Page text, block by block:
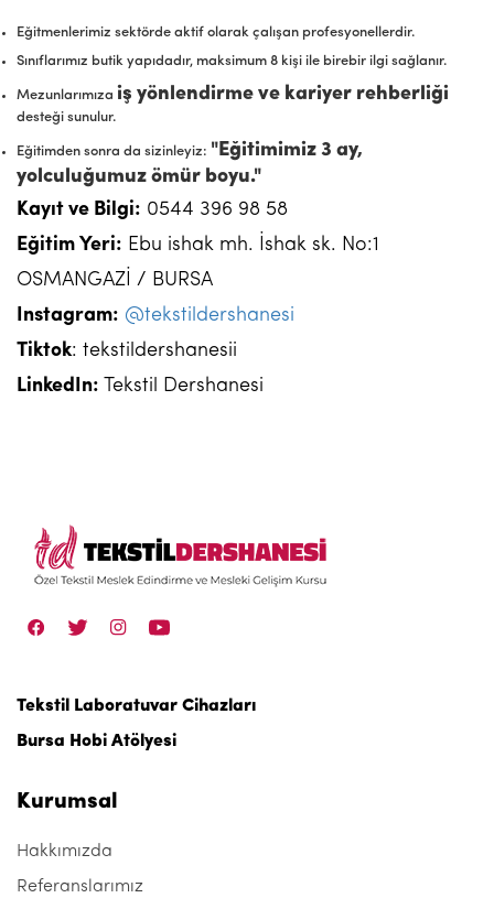
Eğitmenlerimiz sektörde aktif olarak çalışan profesyonellerdir.
Sınıflarımız butik yapıdadır, maksimum 8 kişi ile birebir ilgi sağlanır.
Mezunlarımıza iş yönlendirme ve kariyer rehberliği
desteği sunulur.
Eğitimden sonra da sizinleyiz: "Eğitimimiz 3 ay,
yolculuğumuz ömür boyu."
Kayıt ve Bilgi: 0544 396 98 58
Eğitim Yeri: Ebu ishak mh. İshak sk. No:1
OSMANGAZİ / BURSA
Instagram: @tekstildershanesi
Tiktok: tekstildershanesii
LinkedIn: Tekstil Dershanesi
Tekstil Laboratuvar Cihazları
Bursa Hobi Atölyesi
Kurumsal
Hakkımızda
Referanslarımız